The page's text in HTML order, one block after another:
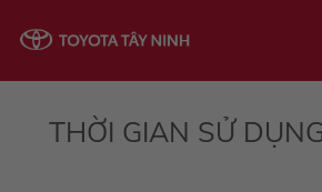
THỜI GIAN SỬ